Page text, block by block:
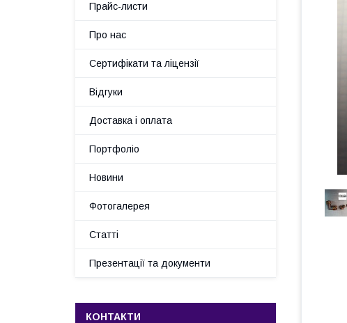
Прайс-листи
Про нас
Сертифікати та ліцензії
Відгуки
Доставка і оплата
Портфоліо
Новини
Фотогалерея
Статті
Презентації та документи
КОНТАКТИ